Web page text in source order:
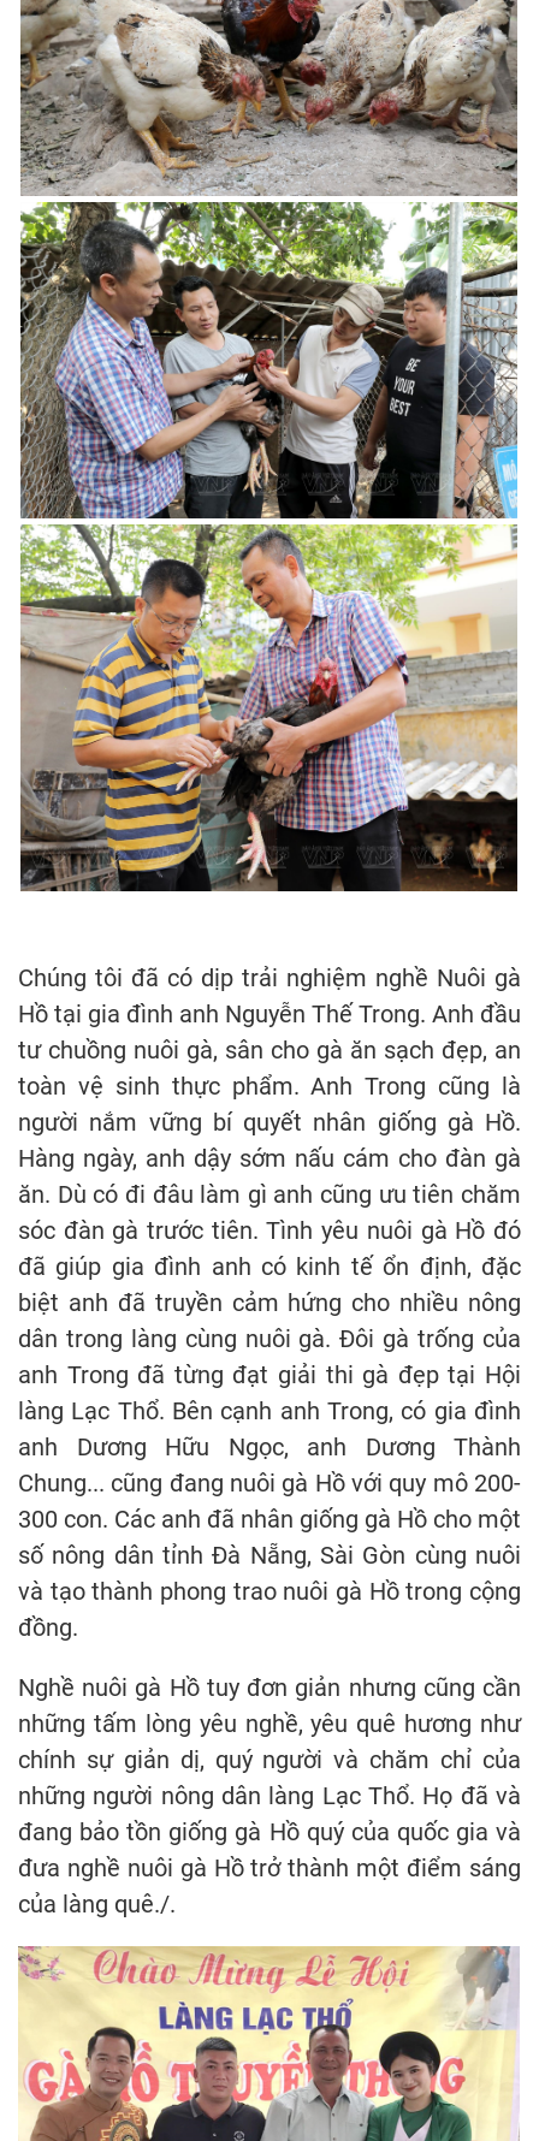
Chúng tôi đã có dịp trải nghiệm nghề Nuôi gà
Hồ tại gia đình anh Nguyễn Thế Trong. Anh đầu
tư chuồng nuôi gà, sân cho gà ăn sạch đẹp, an
toàn vệ sinh thực phẩm. Anh Trong cũng là
người nắm vững bí quyết nhân giống gà Hồ.
Hàng ngày, anh dậy sớm nấu cám cho đàn gà
ăn. Dù có đi đâu làm gì anh cũng ưu tiên chăm
sóc đàn gà trước tiên. Tình yêu nuôi gà Hồ đó
đã giúp gia đình anh có kinh tế ổn định, đặc
biệt anh đã truyền cảm hứng cho nhiều nông
dân trong làng cùng nuôi gà. Đôi gà trống của
anh Trong đã từng đạt giải thi gà đẹp tại Hội
làng Lạc Thổ. Bên cạnh anh Trong, có gia đình
anh Dương Hữu Ngọc, anh Dương Thành
Chung... cũng đang nuôi gà Hồ với quy mô 200-
300 con. Các anh đã nhân giống gà Hồ cho một
số nông dân tỉnh Đà Nẵng, Sài Gòn cùng nuôi
và tạo thành phong trao nuôi gà Hồ trong cộng
đồng.
Nghề nuôi gà Hồ tuy đơn giản nhưng cũng cần
những tấm lòng yêu nghề, yêu quê hương như
chính sự giản dị, quý người và chăm chỉ của
những người nông dân làng Lạc Thổ. Họ đã và
đang bảo tồn giống gà Hồ quý của quốc gia và
đưa nghề nuôi gà Hồ trở thành một điểm sáng
của làng quê./.